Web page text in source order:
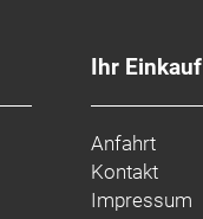
Ihr Einkauf
Anfahrt
Kontakt
Impressum